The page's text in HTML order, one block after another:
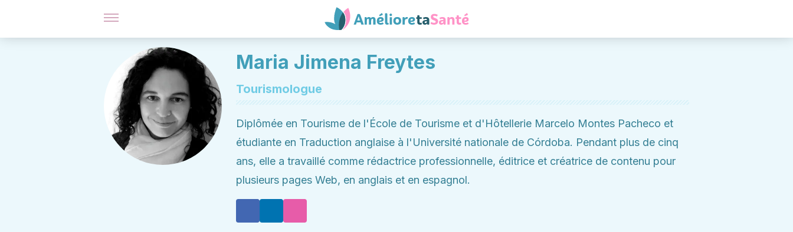
Maria Jimena Freytes
Tourismologue
Diplômée en Tourisme de l'École de Tourisme et d'Hôtellerie Marcelo Montes Pacheco et
étudiante en Traduction anglaise à l'Université nationale de Córdoba. Pendant plus de cinq
ans, elle a travaillé comme rédactrice professionnelle, éditrice et créatrice de contenu pour
plusieurs pages Web, en anglais et en espagnol.